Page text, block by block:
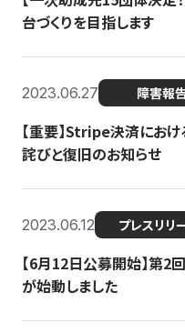
台づくりを目指します
2023.06.27 障害報
【重要】Stripe決済にお
詫びと復旧のお知らせ
2023.06.12 プレスリリ
【6月12日公募開始】第2
が始動しました